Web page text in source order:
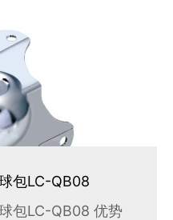
包LC-QB08
包LC-QB08 优势